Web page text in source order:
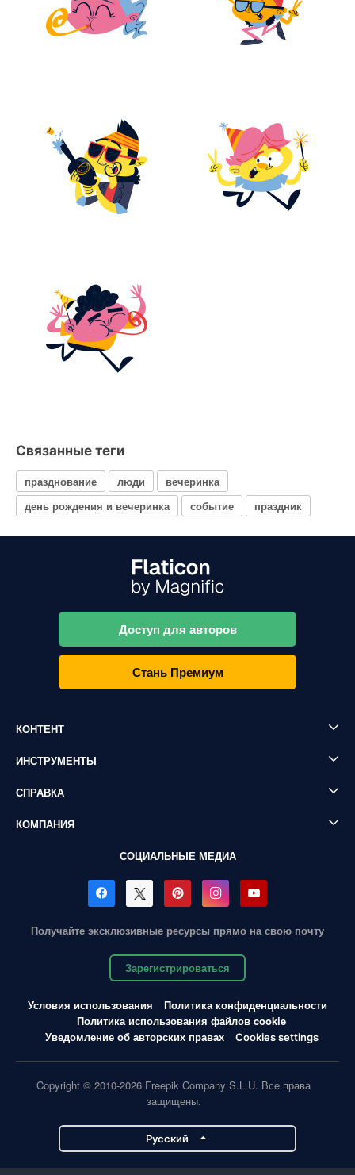
Связанные теги
празднование люди
вечеринка
день рождения и вечеринка
событие праздник
Доступ для авторов
Стань Премиум
КОНТЕНТ
ИНСТРУМЕНТЫ
СПРАВКА
КОМПАНИЯ
СОЦИАЛЬНЫЕ МЕДИА
Получайте эксклюзивные ресурсы прямо на свою почту
Зарегистрироваться
Условия использования
Политика конфиденциальности
Политика использования файлов cookie
Уведомление об авторских правах
Cookies settings
Copyright © 2010-2026 Freepik Company S.L.U. Все права
защищены.
Pусский